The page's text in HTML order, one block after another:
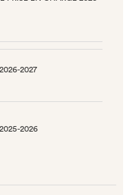
2027
2026